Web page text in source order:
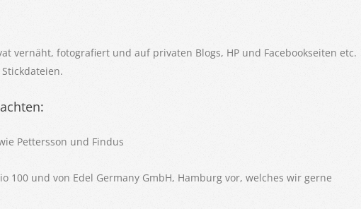
vernäht, fotografiert und auf privaten Blogs, HP und Facebookseiten etc.
Pettersson und Findus
100 und von Edel Germany GmbH, Hamburg vor, welches wir gerne